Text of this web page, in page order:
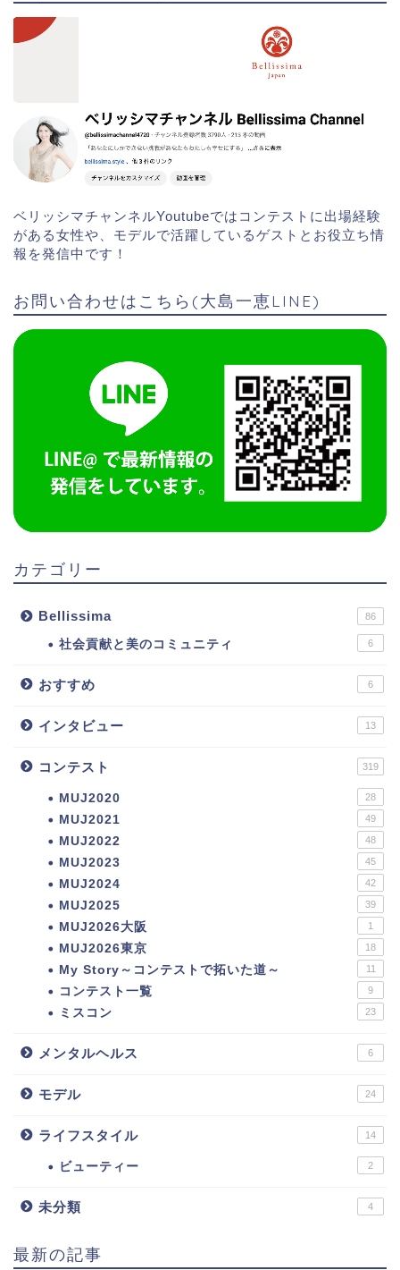
ベリッシマチャンネルYoutubeではコンテストに出場経験
がある女性や、モデルで活躍しているゲストとお役立ち情
報を発信中です！
お問い合わせはこちら(大島一恵LINE)
カテゴリー
Bellissima 86
社会貢献と美のコミュニティ 6
おすすめ 6
インタビュー 13
コンテスト 319
MUJ2020 28
MUJ2021 49
MUJ2022 48
MUJ2023 45
MUJ2024 42
MUJ2025 39
MUJ2026大阪 1
MUJ2026東京 18
My Story～コンテストで拓いた道～ 11
コンテスト一覧 9
ミスコン 23
メンタルヘルス 6
モデル 24
ライフスタイル 14
ビューティー 2
未分類 4
最新の記事